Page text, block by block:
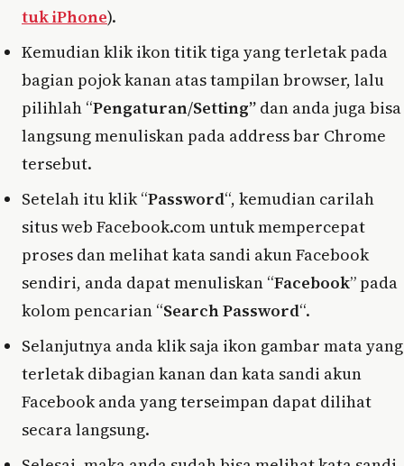
tuk iPhone).
Kemudian klik ikon titik tiga yang terletak pada
bagian pojok kanan atas tampilan browser, lalu
pilihlah “Pengaturan/Setting” dan anda juga bisa
langsung menuliskan pada address bar Chrome
tersebut.
Setelah itu klik “Password“, kemudian carilah
situs web Facebook.com untuk mempercepat
proses dan melihat kata sandi akun Facebook
sendiri, anda dapat menuliskan “Facebook” pada
kolom pencarian “Search Password“.
Selanjutnya anda klik saja ikon gambar mata yang
terletak dibagian kanan dan kata sandi akun
Facebook anda yang terseimpan dapat dilihat
secara langsung.